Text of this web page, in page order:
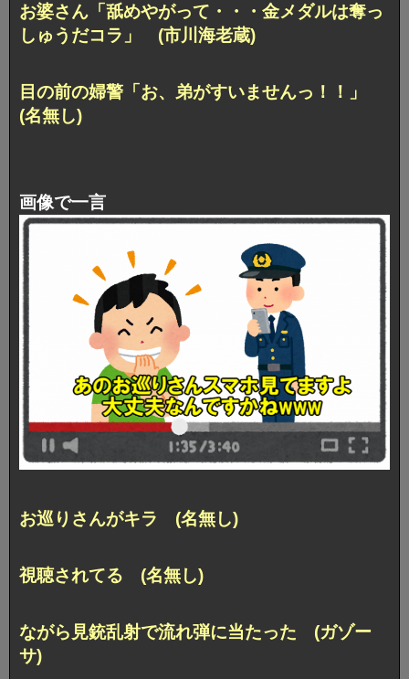
お婆さん「舐めやがって・・・金メダルは奪っ
しゅうだコラ」 (市川海老蔵)
目の前の婦警「お、弟がすいませんっ！！」
(名無し)
画像で一言
お巡りさんがキラ (名無し)
視聴されてる (名無し)
ながら見銃乱射で流れ弾に当たった (ガゾー
サ)